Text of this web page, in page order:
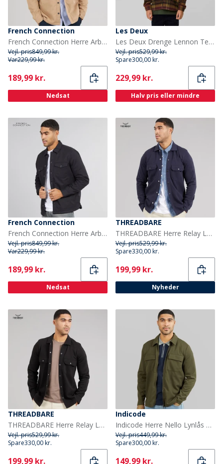
French Connection
French Connection Herre Arbejdsjakke Borg Kamel
Vejl. pris849,99 kr.
Var229,99 kr.
Current
189,99 kr.
Nedsat
Les Deux
Les Deux Drenge Lennon Tern Overshirt Fudge
Vejl. pris529,99 kr.
Spare300,00 kr.
Current
229,99 kr.
Halv pris eller mindre
French Connection
French Connection Herre Arbejdsmand Borg Overshirt Marine
Vejl. pris849,99 kr.
Var229,99 kr.
Current
189,99 kr.
Nedsat
THREADBARE
THREADBARE Herre Relay Langærmet Shacket Navy
Vejl. pris529,99 kr.
Spare330,00 kr.
Current
199,99 kr.
Nyheder
THREADBARE
THREADBARE Herre Relay Langærmet Shacket Sort
Vejl. pris529,99 kr.
Spare330,00 kr.
Current
199,99 kr.
Indicode
Indicode Herre Nello Lynlås Skjorte Army
Vejl. pris449,99 kr.
Spare300,00 kr.
Current
149,99 kr.